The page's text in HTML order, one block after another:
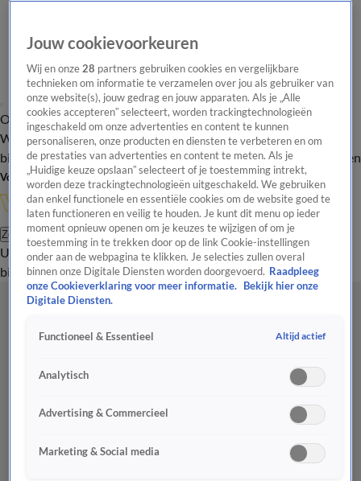
Overzicht Onze programma's Uitzendingen Onze gezichten
In de
WandelgangenInterviewsUitzending
bijwonenPodcastShopVeelgestelde vragenKijkersvraag insturen
Volg Vandaag Inside
Zoeken
UitzendingenVandaag InsideDe OranjezomerShopUitzending
bijwonen
Jouw cookievoorkeuren
Wij en onze28 partners gebruiken cookies en vergelijkbare
technieken om informatie te verzamelen over jou als gebruiker van
onze website(s), jouw gedrag en jouw apparaten. Als je „Alle
cookies accepteren” selecteert, worden trackingtechnologieën
ingeschakeld om onze advertenties en content te kunnen
personaliseren, onze producten en diensten te verbeteren en om
de prestaties van advertenties en content te meten. Als je
„Huidige keuze opslaan” selecteert of je toestemming intrekt,
worden deze trackingtechnologieën uitgeschakeld. We gebruiken
dan enkel functionele en essentiële cookies om de website goed te
laten functioneren en veilig te houden. Je kunt dit menu op ieder
moment opnieuw openen om je keuzes te wijzigen of om je
toestemming in te trekken door op de link Cookie-instellingen
onder aan de webpagina te klikken. Je selecties zullen overal
binnen onze Digitale Diensten worden doorgevoerd. Raadpleeg
onze Cookieverklaring voor meer informatie.
Bekijk hier onze
Digitale Diensten.
Functioneel & Essentieel Altijd actief
Analytisch
Advertising & Commercieel
Marketing & Social media